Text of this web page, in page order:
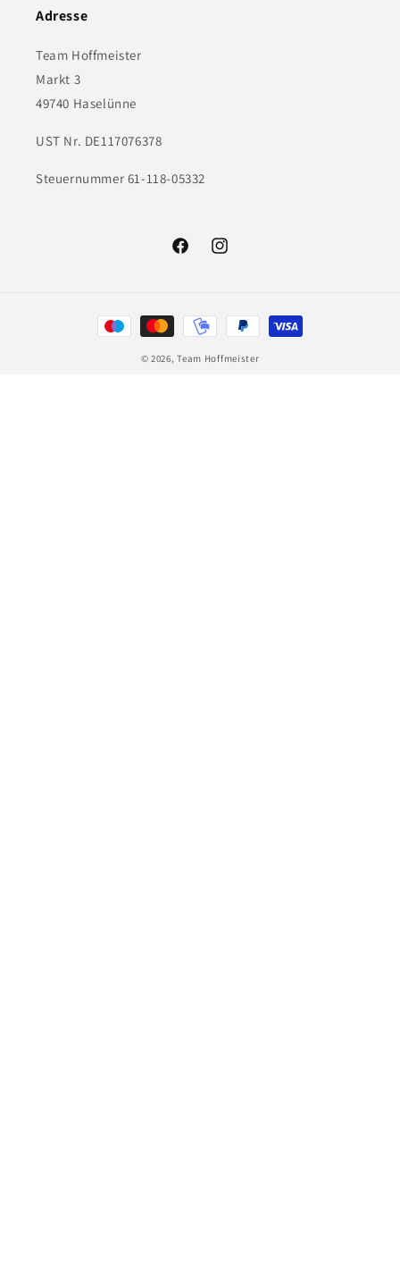
Adresse
Team Hoffmeister
Markt 3
49740 Haselünne
UST Nr. DE117076378
Steuernummer 61-118-05332
FacebookInstagram
Zahlungsmethoden
© 2026,Team Hoffmeister